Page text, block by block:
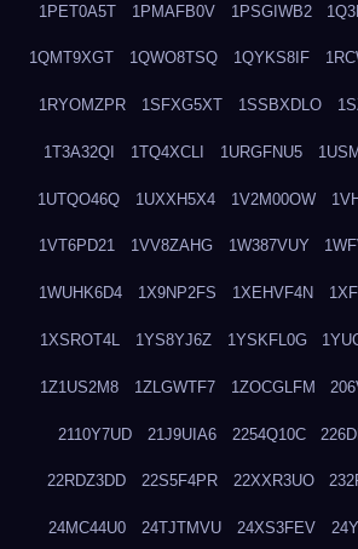
1PET0A5T 1PMAFB0V 1PSGIWB2
1QMT9XGT 1QWO8TSQ 1QYKS8IF
1RYOMZPR 1SFXG5XT 1SSBXDLO
1T3A32QI 1TQ4XCLI 1URGFNU5
1UTQO46Q 1UXXH5X4 1V2M00OW
1VT6PD21 1VV8ZAHG 1W387VUY
1WUHK6D4 1X9NP2FS 1XEHVF4N
1XSROT4L 1YS8YJ6Z 1YSKFL0G
1Z1US2M8 1ZLGWTF7 1ZOCGLFM
2110Y7UD 21J9UIA6 2254Q10C
22RDZ3DD 22S5F4PR 22XXR3UO
24MC44U0 24TJTMVU 24XS3FEV